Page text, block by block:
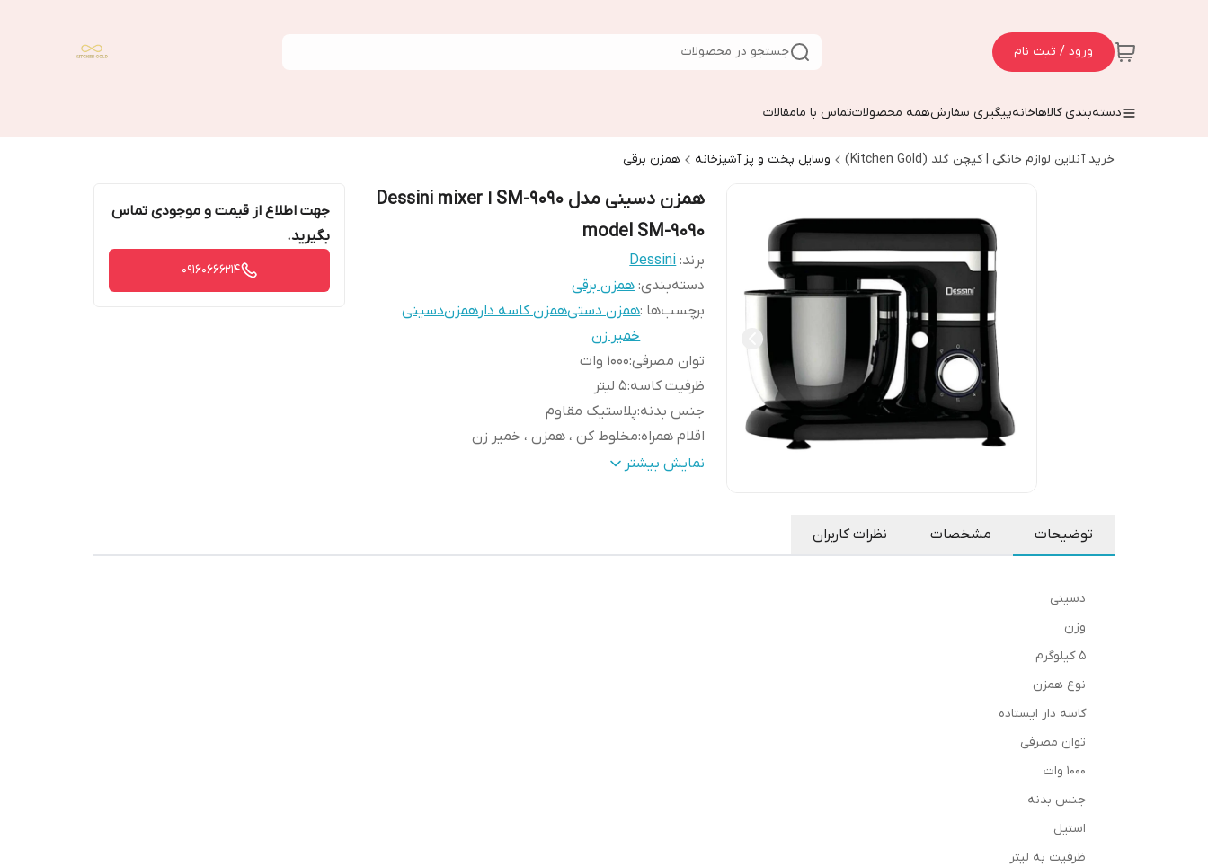
ورود / ثبت نام جستجو در محصولات
دسته‌بندی کالاهاخانهپیگیری سفارشهمه محصولاتتماس با مامقالات
خرید آنلاین لوازم خانگی | کیچن گلد (Kitchen Gold) وسایل پخت و پز آشپزخانه همزن برقی
همزن دسینی مدل SM-9090 ا Dessini mixer
model SM-9090
برند: Dessini
دسته‌بندی:همزن برقی
برچسب‌ها :همزن دستیهمزن کاسه دارهمزندسینی
خمیر زن
توان مصرفی:1000 وات
ظرفیت کاسه:5 لیتر
جنس بدنه:پلاستیک مقاوم
اقلام همراه:مخلوط کن ، همزن ، خمیر زن
جنس ظرف:استیلنمایش بیشتر
جهت اطلاع از قیمت و موجودی تماس
بگیرید.
09160666214
توضیحات مشخصات نظرات کاربران
دسینی
وزن
5 کیلوگرم
نوع همزن
کاسه دار ایستاده
توان مصرفی
1000 وات
جنس بدنه
استیل
ظرفیت به لیتر